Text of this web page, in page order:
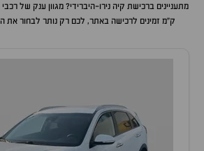
מתעניינים ברכישת קיה נירו-היברידי? מגוון ענק של רכבי
ק"מ זמינים לרכישה באתר, לכם רק נותר לבחור את ה